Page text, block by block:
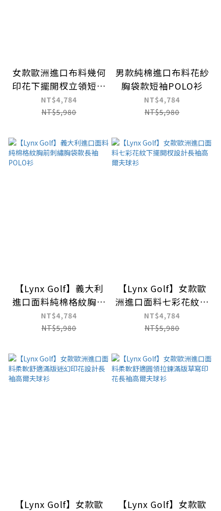
女款歐洲進口布料幾何
印花下擺開杈立領短袖
POLO衫
NT$4,784
NT$5,980
男款純棉進口布料花紗
胸袋款短袖POLO衫
NT$4,784
NT$5,980
【Lynx Golf】義大利
進口面料純棉格紋胸前
刺繡胸袋款長袖POLO
衫
NT$4,784
NT$5,980
【Lynx Golf】女款歐
洲進口面料七彩花紋下
擺開杈設計長袖高爾夫
球衫
NT$4,784
NT$5,980
【Lynx Golf】女款歐
【Lynx Golf】女款歐